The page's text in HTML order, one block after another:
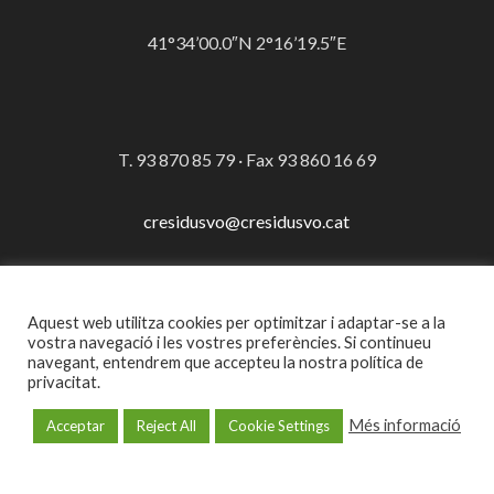
41°34’00.0″N 2°16’19.5″E
T. 93 870 85 79 · Fax 93 860 16 69
cresidusvo@cresidusvo.cat
© Consorci per a la Gestió dels Residus del Vallès Oriental
·Avís legal
Aquest web utilitza cookies per optimitzar i adaptar-se a la
vostra navegació i les vostres preferències. Si continueu
navegant, entendrem que accepteu la nostra política de
privacitat.
Acceptar Reject All Cookie Settings Més informació